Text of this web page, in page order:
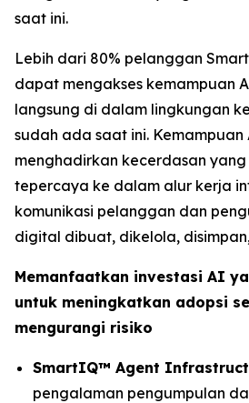
saat ini.
Lebih dari 80% pelanggan
dapat mengakses kemampuan
langsung di dalam lingkungan
sudah ada saat ini. Kemampuan
menghadirkan kecerdasan yang
tepercaya ke dalam alur kerja
komunikasi pelanggan dan
digital dibuat, dikelola,
Memanfaatkan investasi AI
untuk meningkatkan adopsi
mengurangi risiko
SmartIQ™ Agent
pengalaman pengumpulan